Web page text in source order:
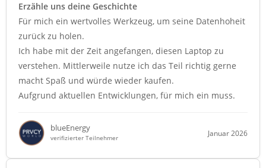
Erzähle uns deine Geschichte
Für mich ein wertvolles Werkzeug, um seine Datenhoheit
zurück zu holen.
Ich habe mit der Zeit angefangen, diesen Laptop zu
verstehen. Mittlerweile nutze ich das Teil richtig gerne
macht Spaß und würde wieder kaufen.
Aufgrund aktuellen Entwicklungen, für mich ein muss.
blueEnergy
verifizierter Teilnehmer
Januar 2026